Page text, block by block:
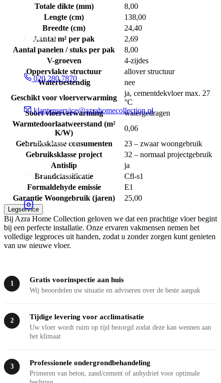
Contact
020 280 7870
klantenservice@azrahomecollection.nl
Sierenborch 10
1043 BA Amsterdam
Totale dikte (mm)
8,00
Lengte (cm)
138,00
Breedte (cm)
24,40
Aantal m² per pak
2,69
Aantal panelen / stuks per pak
8,00
V-groeven
4-zijdes
Oppervlakte structuur
allover structuur
Waterbestendig
nee
Geschikt voor vloerverwarming
ja, cementdekvloer max. 27
°C
Soort vloerverwarming
watergedragen
Warmtedoorlaatweerstand (m²
K/W)
0,06
Gebruiksklasse consumenten
23 – zwaar woongebruik
Gebruiksklasse project
32 – normaal projectgebruik
Antislip
ja
Brandclassificatie
Cfl-s1
Formaldehyde emissie
E1
Garantie Woongebruik (jaren)
25,00
Legservice
Bij Azra Home Collection geloven we dat een prachtige vloer begint
bij een perfecte installatie. Onze ervaren vakmensen nemen het
volledige legproces uit handen, zodat u zonder zorgen kunt genieten
van uw nieuwe vloer.
1 Gratis voorinspectie aan huis
Wij beoordelen uw situatie en adviseren over de beste aanpak
2 Tijdige levering voor acclimatisatie
Uw vloer wordt ruim op tijd bezorgd zodat deze kan wennen aan
het klimaat
3 Professionele ondergrondbehandeling
Primeren van beton, zand/cement of anhydriet voor optimale